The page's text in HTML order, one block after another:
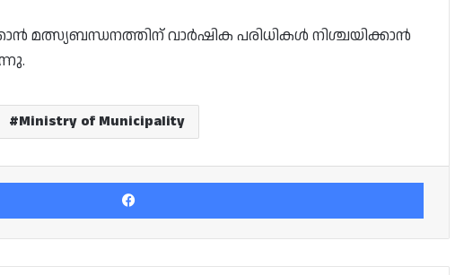
മത്സ്യബന്ധനത്തിന് വാർഷിക പരിധികൾ നിശ്ചയിക്കാൻ
Ministry of Municipality
Facebook